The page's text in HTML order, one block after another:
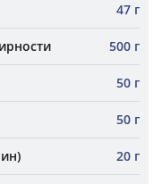
47 г
500 г
50 г
50 г
20 г